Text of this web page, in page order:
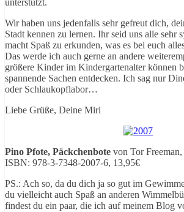
unterstützt.
Wir haben uns jedenfalls sehr gefreut dich,
Stadt kennen zu lernen. Ihr seid uns alle sehr
macht Spaß zu erkunden, was es bei euch
Das werde ich auch gerne an andere
größere Kinder im Kindergartenalter können
spannende Sachen entdecken. Ich sag nur
oder Schlaukopflabor…
Liebe Grüße, Deine Miri
Pino Pfote, Päckchenbote von Tor
ISBN: 978-3-7348-2007-6, 13,95€
PS.: Ach so, da du dich ja so gut im
du vielleicht auch Spaß an anderen
findest du ein paar, die ich auf meinem Blog